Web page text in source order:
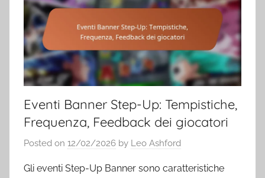
Eventi Banner Step-Up: Tempistiche,
Frequenza, Feedback dei giocatori
Posted on 12/02/2026 by Leo Ashford
Gli eventi Step-Up Banner sono caratteristiche